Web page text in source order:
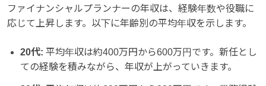
ファイナンシャルプランナーの年収は、経験年数や役職に
応じて上昇します。以下に年齢別の平均年収を示します。
20代: 平均年収は約400万円から600万円です。新任とし
ての経験を積みながら、年収が上がっていきます。